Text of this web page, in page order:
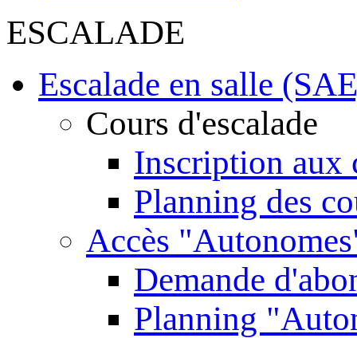
ESCALADE
Escalade en salle
Cours d'escalade
Inscription aux
Planning des
Accès
Demande
Planning